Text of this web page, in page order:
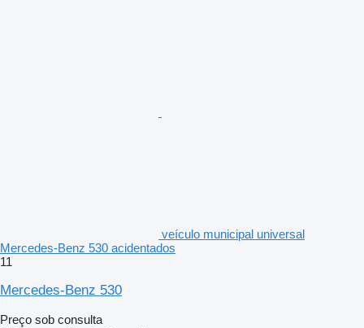
veículo municipal universal
Mercedes-Benz 530 acidentados
11
Mercedes-Benz 530
Preço sob consulta